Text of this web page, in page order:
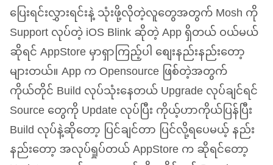
ပြေးရင်းလွှားရင်းနဲ့ သုံးဖို့လိုတဲ့လူတွေအတွက် Mosh ကို
Support လုပ်တဲ့ iOS Blink ဆိုတဲ့ App ရှိတယ် ဝယ်မယ်
ဆိုရင် AppStore မှာရှာကြည့်ပါ စျေးနည်းနည်းတော့
များတယ်။ App က Opensource ဖြစ်တဲ့အတွက်
ကိုယ်တိုင် Build လုပ်သုံးနေတယ် Upgrade လုပ်ချင်ရင်
Source တွေကို Update လုပ်ပြီး ကိုယ့်ဟာကိုယ်ပြန်ပြီး
Build လုပ်နဲ့ဆိုတော့ ပြင်ချင်တာ ပြင်လို့ရပေမယ့် နည်း
နည်းတော့ အလုပ်ရှုပ်တယ် AppStore က ဆိုရင်တော့